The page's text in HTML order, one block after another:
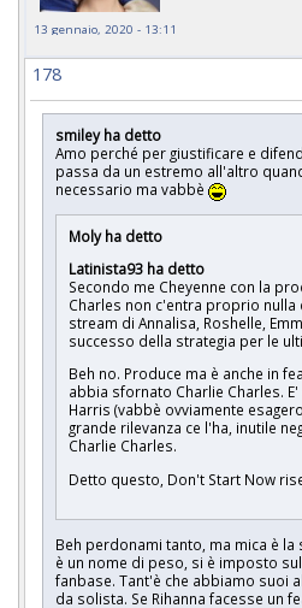
13 gennaio, 2020 - 13:11
178
smiley ha detto
Amo perché per giustificare e
passa da un estremo all'altro
necessario ma vabbè
Moly ha detto
Latinista93 ha detto
Secondo me Cheyenne con la
Charles non c'entra proprio nulla
stream di Annalisa, Roshelle,
successo della strategia per le
Beh no. Produce ma è anche in
abbia sfornato Charlie Charles.
Harris (vabbè ovviamente
grande rilevanza ce l'ha, inutile
Charlie Charles.
Detto questo, Don't Start Now
Beh perdonami tanto, ma mica è la
è un nome di peso, si è imposto
fanbase. Tant'è che abbiamo suoi
da solista. Se Rihanna facesse un